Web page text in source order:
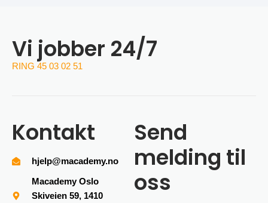
Vi jobber 24/7
RING 45 03 02 51
Kontakt
hjelp@macademy.no
Macademy Oslo
Skiveien 59, 1410
Send
melding til
oss